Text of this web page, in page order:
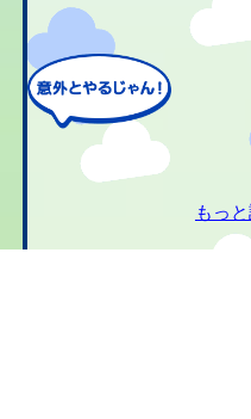
もっ